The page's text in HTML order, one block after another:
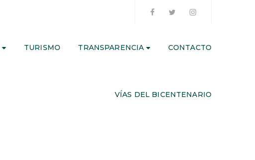
TURISMO TRANSPARENCIA CONTACTO
VÍAS DEL BICENTENARIO